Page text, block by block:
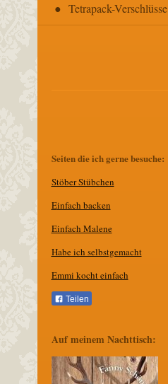
Tetrapack-Verschlüsse
Seiten die ich gerne besuche:
Stöber Stübchen
Einfach backen
Einfach Malene
Habe ich selbstgemacht
Emmi kocht einfach
Teilen
Auf meinem Nachttisch: